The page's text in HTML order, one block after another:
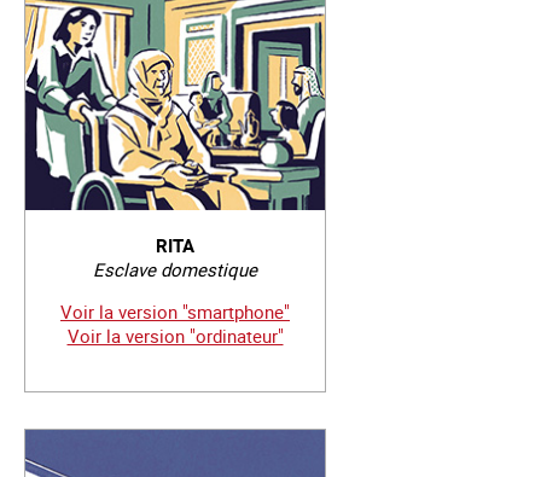
RITA
Esclave domestique
Voir la version "smartphone"
Voir la version "ordinateur"